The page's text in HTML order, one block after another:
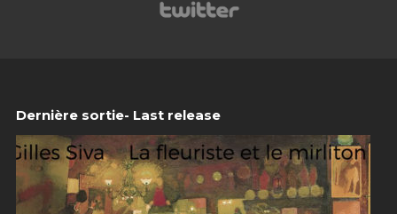
Dernière sortie- Last release